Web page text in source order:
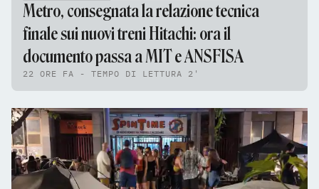
Metro, consegnata la relazione tecnica
finale sui nuovi treni Hitachi: ora il
documento passa a MIT e ANSFISA
22 ORE FA - TEMPO DI LETTURA 2'